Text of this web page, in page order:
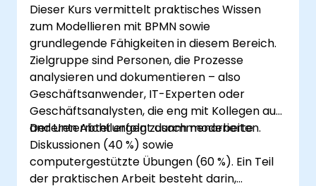
Dieser Kurs vermittelt praktisches Wissen
zum Modellieren mit BPMN sowie
grundlegende Fähigkeiten in diesem Bereich.
Zielgruppe sind Personen, die Prozesse
analysieren und dokumentieren – also
Geschäftsanwender, IT-Experten oder
Geschäftsanalysten, die eng mit Kollegen aus
anderen Abteilungen zusammenarbeiten.
Der Unterricht erfolgt durch moderierte
Diskussionen (40 %) sowie
computergestützte Übungen (60 %). Ein Teil
der praktischen Arbeit besteht darin,